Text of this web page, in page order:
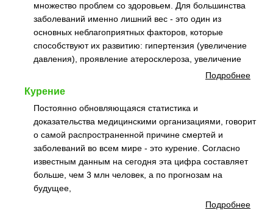
множество проблем со здоровьем. Для большинства
заболеваний именно лишний вес - это один из
основных неблагоприятных факторов, которые
способствуют их развитию: гипертензия (увеличение
давления), проявление атеросклероза, увеличение
Подробнее
Курение
Постоянно обновляющаяся статистика и
доказательства медицинскими организациями, говорит
о самой распространенной причине смертей и
заболеваний во всем мире - это курение. Согласно
известным данным на сегодня эта цифра составляет
больше, чем 3 млн человек, а по прогнозам на
будущее,
Подробнее